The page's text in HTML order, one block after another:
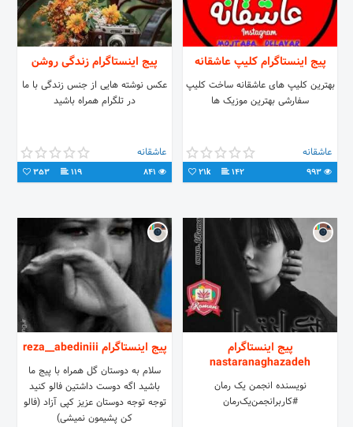
پیج اینستاگرام کلیپ عاشقانه
بهترین کلیپ های عاشقانه ساخت کلیپ
سفارشی بهترین موزیک ها
عاشقانه
142
21k
پیج اینستاگرام زندگی روشن
عکس نوشته هایی از جنس زندگی با ما
در تلگرام همراه باشید
عاشقانه
119
353
پیج اینستاگرام
nastaranaghazadeh
نویسنده انجمن یک رمان
#کاربر‌انجمن‌یک‌رمان
پیج اینستاگرام reza__abediniii
سلام به دوستان گل همراه با پیج ما
باشید اگه دوست داشتین فالو کنید
توجه توجه دوستان عزیز کپی آزاد (فالو
کن پشیمون نمیشی)